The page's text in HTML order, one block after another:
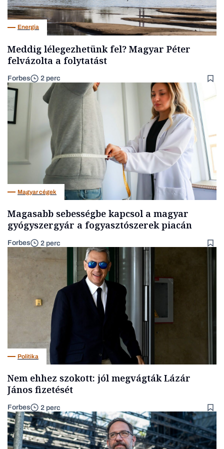
Energia
Meddig lélegezhetünk fel? Magyar Péter
felvázolta a folytatást
Forbes 2 perc
Magyar cégek
Magasabb sebességbe kapcsol a magyar
gyógyszergyár a fogyasztószerek piacán
Forbes 2 perc
Politika
Nem ehhez szokott: jól megvágták Lázár
János fizetését
Forbes 2 perc